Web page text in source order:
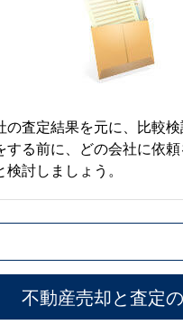
の査定結果を元に、比較検
する前に、どの会社に依
検討しましょう。
不動産売却と査定